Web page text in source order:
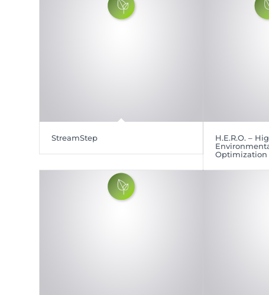
StreamStep
H.E.R.O. –
Optimization